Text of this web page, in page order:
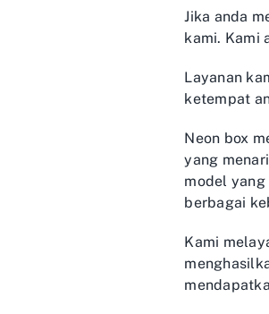
Jika anda
kami. Kami
Layanan
ketempat
Neon box
yang
model
berbagai
Kami